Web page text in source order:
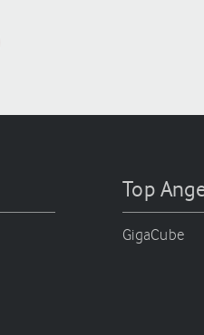
Top
GigaCube